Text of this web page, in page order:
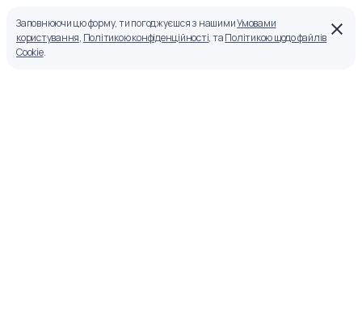
Заповнюючи цю форму, ти погоджуєшся з нашимиУмовами
користування, Політикою конфіденційності, таПолітикою щодо файлів
Cookie.